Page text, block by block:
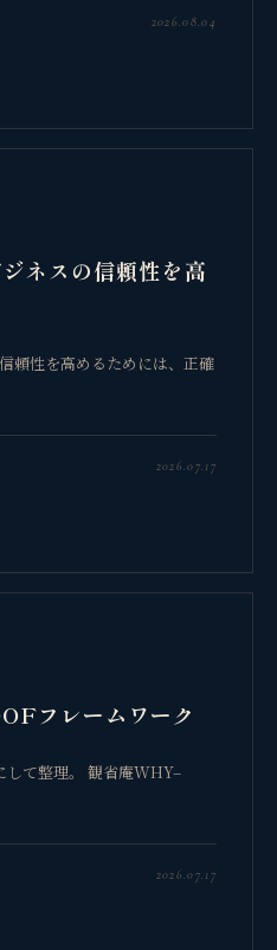
2026.08.04
ネスの信頼性を高
頼性を高めるためには、正確
2026.07.17
フレームワーク
して整理。 観省庵WHY–
2026.07.17